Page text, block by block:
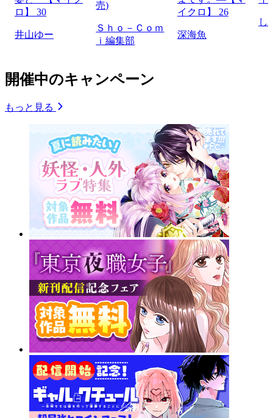
ロ】 30
井山ゆー
売)
Ｓｈｏ－Ｃｏｍ
ｉ編集部
イクロ】 26
深海魚
し
開催中のキャンペーン
もっと見る